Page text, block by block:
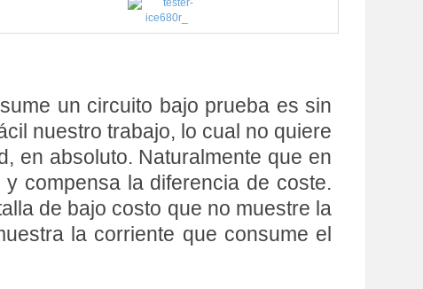
un circuito bajo prueba es sin
nuestro trabajo, lo cual no quiere
en absoluto. Naturalmente que en
compensa la diferencia de coste.
de bajo costo que no muestre la
la corriente que consume el